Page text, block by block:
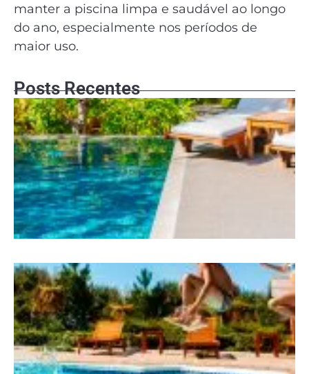
manter a piscina limpa e saudável ao longo
do ano, especialmente nos períodos de
maior uso.
Posts Recentes